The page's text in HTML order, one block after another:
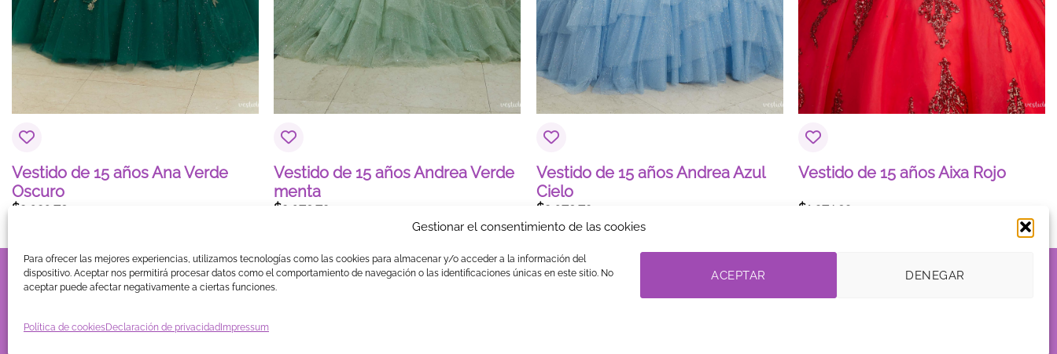
Gestionar el consentimiento de las cookies
Para ofrecer las mejores experiencias, utilizamos tecnologías como las cookies para almacenar y/o acceder a la información del
dispositivo. Aceptar nos permitirá procesar datos como el comportamiento de navegación o las identificaciones únicas en este sitio. No
aceptar puede afectar negativamente a ciertas funciones.
ACEPTAR DENEGAR
Política de cookiesDeclaración de privacidad Impressum
Vestido de 15 años Ana Verde
Oscuro
$2,020.79
Vestido de 15 años Andrea Verde
menta
$2,079.72
Vestido de 15 años Andrea Azul
Cielo
$2,079.72
Vestido de 15 años Aixa Rojo
$1,374.93
MasterCardAmericanPayPal
TIENDA BLOG GUÍA DE COMPRA CONTACTO COOKIES LEGAL PRIVACIDAD TRABAJA CON NOSOTROS